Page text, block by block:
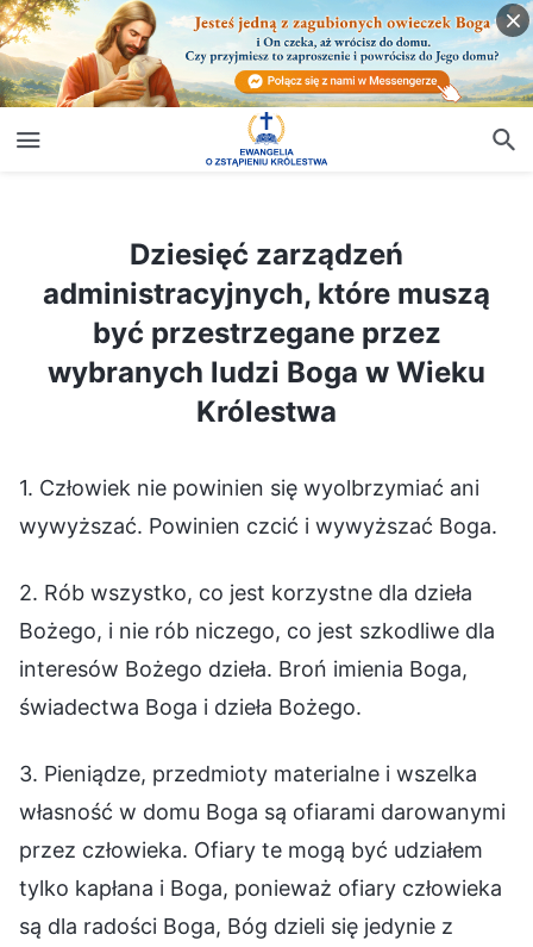
Dziesięć zarządzeń
administracyjnych, które muszą
być przestrzegane przez
wybranych ludzi Boga w Wieku
Królestwa
1. Człowiek nie powinien się wyolbrzymiać ani
wywyższać. Powinien czcić i wywyższać Boga.
2. Rób wszystko, co jest korzystne dla dzieła
Bożego, i nie rób niczego, co jest szkodliwe dla
interesów Bożego dzieła. Broń imienia Boga,
świadectwa Boga i dzieła Bożego.
3. Pieniądze, przedmioty materialne i wszelka
własność w domu Boga są ofiarami darowanymi
przez człowieka. Ofiary te mogą być udziałem
tylko kapłana i Boga, ponieważ ofiary człowieka
są dla radości Boga, Bóg dzieli się jedynie z